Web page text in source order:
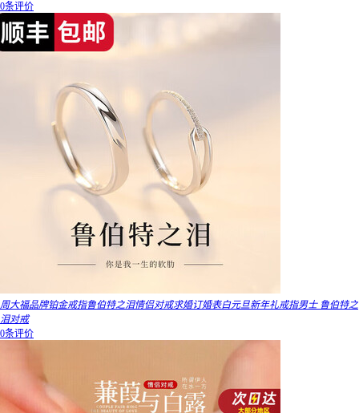
0条评价
周大福品牌铂金戒指鲁伯特之泪情侣对戒求婚订婚表白元旦新年礼戒指男士 鲁伯特之
泪对戒
0条评价